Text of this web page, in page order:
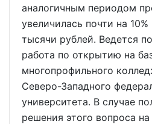
аналогичным периодом
увеличилась почти на
тысячи рублей. Ведется
работа по открытию на
многопрофильного
Северо-Западного
университета. В случае
решения этого вопроса